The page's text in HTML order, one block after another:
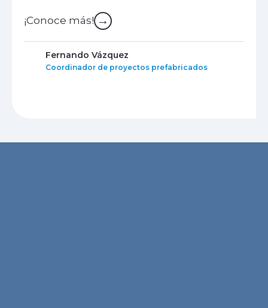
¡Conoce más! →
Fernando Vázquez
Coordinador de proyectos prefabricados